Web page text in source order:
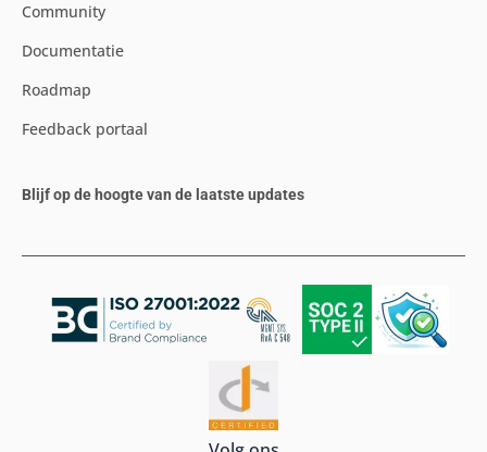
Community
Documentatie
Roadmap
Feedback portaal
Blijf op de hoogte van de laatste updates